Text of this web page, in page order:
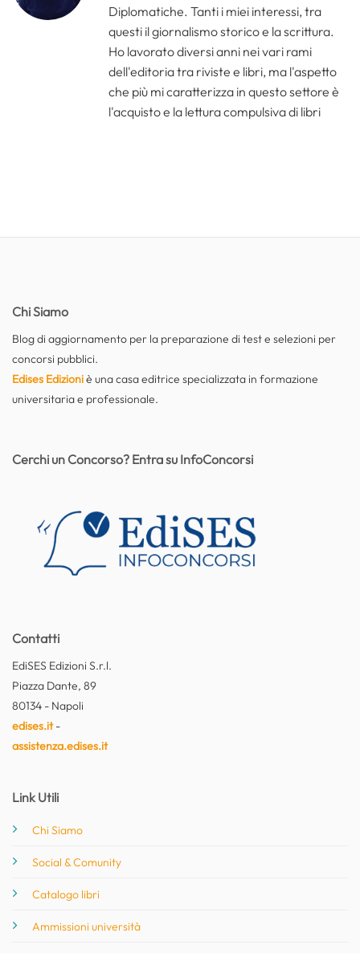
Diplomatiche. Tanti i miei interessi, tra
questi il giornalismo storico e la scrittura.
Ho lavorato diversi anni nei vari rami
dell'editoria tra riviste e libri, ma l'aspetto
che più mi caratterizza in questo settore è
l'acquisto e la lettura compulsiva di libri
Chi Siamo
Blog di aggiornamento per la preparazione di test e selezioni per
concorsi pubblici.
Edises Edizioniè una casa editrice specializzata in formazione
universitaria e professionale.
Contatti
EdiSES Edizioni S.r.l.
Piazza Dante, 89
80134 - Napoli
edises.it-
assistenza.edises.it
Link Utili
Chi Siamo
Social & Comunity
Catalogo libri
Ammissioni università
Cerchi un Concorso? Entra su InfoConcorsi